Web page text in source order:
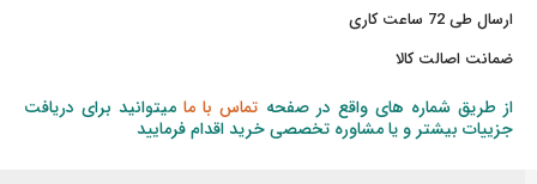
ارسال طی 72 ساعت کاری
ضمانت اصالت کالا
از طریق شماره های واقع در صفحهتماس با ما میتوانید برای دریافت
جزییات بیشتر و یا مشاوره تخصصی خرید اقدام فرمایید